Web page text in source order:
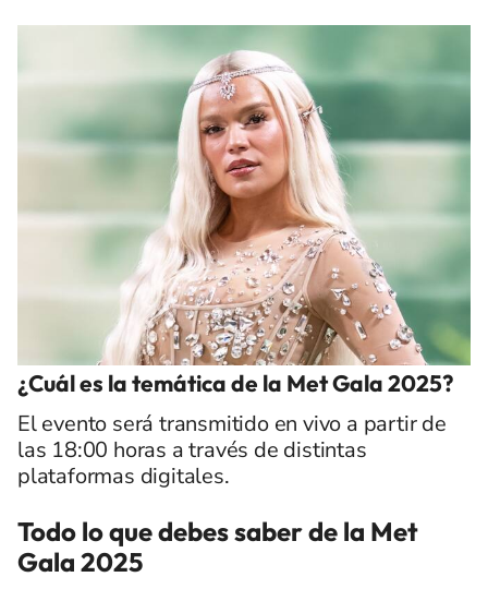
¿Cuál es la temática de la Met Gala 2025?
El evento será transmitido en vivo a partir de
las 18:00 horas a través de distintas
plataformas digitales.
Todo lo que debes saber de la Met
Gala 2025